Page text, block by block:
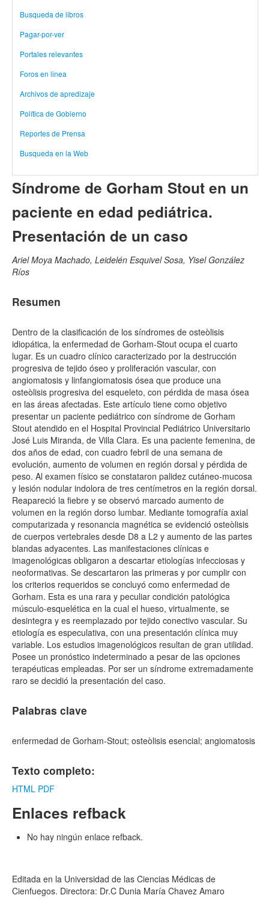
Busqueda de libros
Pagar-por-ver
Portales relevantes
Foros en linea
Archivos de apredizaje
Política de Gobierno
Reportes de Prensa
Busqueda en la Web
Síndrome de Gorham Stout en un
paciente en edad pediátrica.
Presentación de un caso
Ariel Moya Machado, Leidelén Esquivel Sosa, Yisel González
Ríos
Resumen
Dentro de la clasificación de los síndromes de osteòlisis
idiopática, la enfermedad de Gorham-Stout ocupa el cuarto
lugar. Es un cuadro clínico caracterizado por la destrucción
progresiva de tejido óseo y proliferación vascular, con
angiomatosis y linfangiomatosis ósea que produce una
osteòlisis progresiva del esqueleto, con pérdida de masa ósea
en las áreas afectadas. Este artículo tiene como objetivo
presentar un paciente pediátrico con síndrome de Gorham
Stout atendido en el Hospital Provincial Pediátrico Universitario
José Luis Miranda, de Villa Clara. Es una paciente femenina, de
dos años de edad, con cuadro febril de una semana de
evolución, aumento de volumen en región dorsal y pérdida de
peso. Al examen físico se constataron palidez cutáneo-mucosa
y lesión nodular indolora de tres centímetros en la región dorsal.
Reapareció la fiebre y se observó marcado aumento de
volumen en la región dorso lumbar. Mediante tomografía axial
computarizada y resonancia magnética se evidenció osteòlisis
de cuerpos vertebrales desde D8 a L2 y aumento de las partes
blandas adyacentes. Las manifestaciones clínicas e
imagenológicas obligaron a descartar etiologías infecciosas y
neoformativas. Se descartaron las primeras y por cumplir con
los criterios requeridos se concluyó como enfermedad de
Gorham. Esta es una rara y peculiar condición patológica
músculo-esquelética en la cual el hueso, virtualmente, se
desintegra y es reemplazado por tejido conectivo vascular. Su
etiología es especulativa, con una presentación clínica muy
variable. Los estudios imagenológicos resultan de gran utilidad.
Posee un pronóstico indeterminado a pesar de las opciones
terapéuticas empleadas. Por ser un síndrome extremadamente
raro se decidió la presentación del caso.
Palabras clave
enfermedad de Gorham-Stout; osteòlisis esencial; angiomatosis
Texto completo:
HTML PDF
Enlaces refback
No hay ningún enlace refback.
Editada en la Universidad de las Ciencias Médicas de
Cienfuegos. Directora: Dr.C Dunia María Chavez Amaro